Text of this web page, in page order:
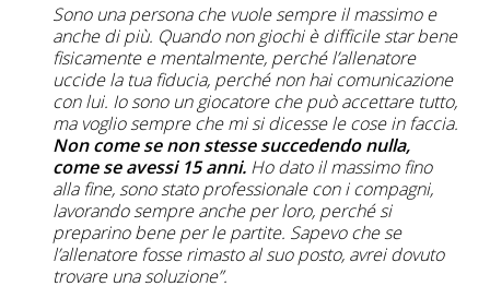
Sono una persona che vuole sempre il massimo e
anche di più. Quando non giochi è difficile star bene
fisicamente e mentalmente, perché l’allenatore
uccide la tua fiducia, perché non hai comunicazione
con lui. Io sono un giocatore che può accettare tutto,
ma voglio sempre che mi si dicesse le cose in faccia.
Non come se non stesse succedendo nulla,
come se avessi 15 anni. Ho dato il massimo fino
alla fine, sono stato professionale con i compagni,
lavorando sempre anche per loro, perché si
preparino bene per le partite. Sapevo che se
l’allenatore fosse rimasto al suo posto, avrei dovuto
trovare una soluzione”.